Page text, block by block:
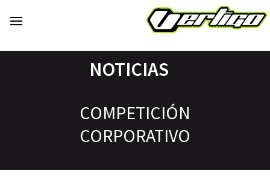
NOTICIAS
COMPETICIÓN
CORPORATIVO